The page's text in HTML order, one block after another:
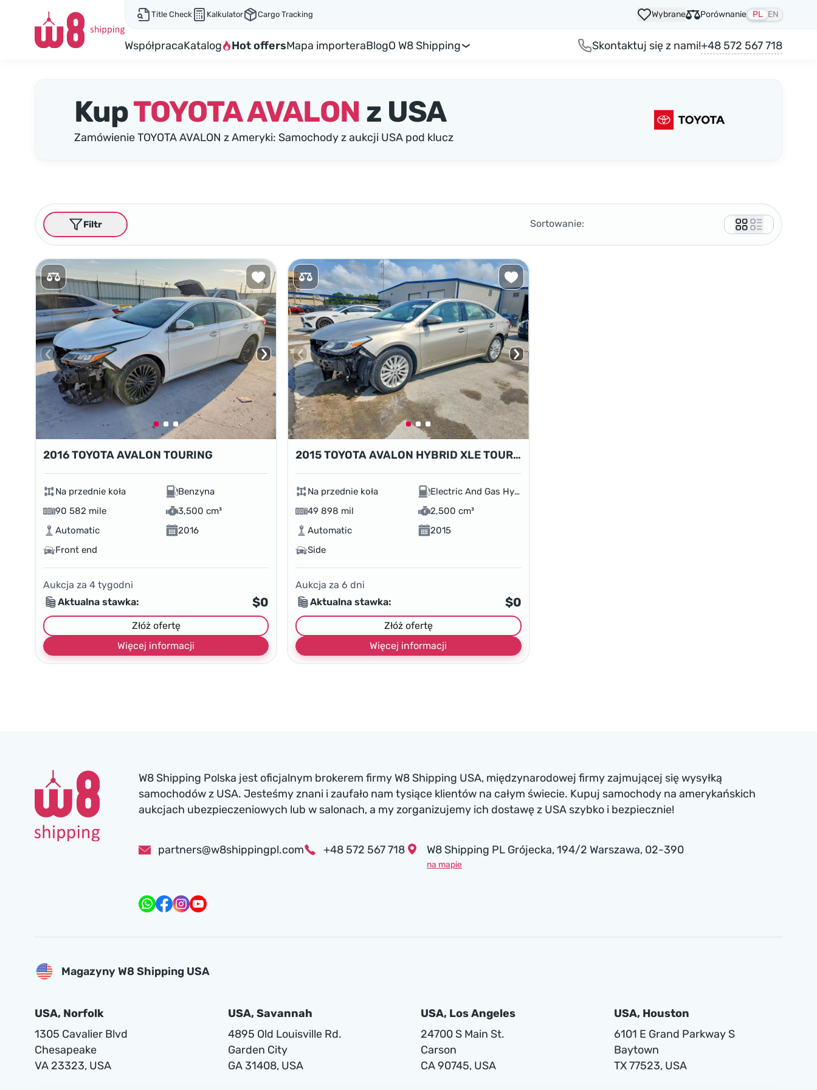
Title Check Kalkulator Cargo Tracking Wybrane Porównanie PL EN
WspółpracaKatalog Hot offersMapa importeraBlogO W8 Shipping Skontaktuj się z nami!+48 572 567 718
KupTOYOTA AVALON z USA
Zamówienie TOYOTA AVALON z Ameryki: Samochody z aukcji USA pod klucz
Sortowanie:
Filtr
2016 TOYOTA AVALON TOURING
Na przednie koła
Benzyna
90 582 mile
3,500 cm³
Automatic
2016
Front end
Aukcja za 4 tygodni
Aktualna stawka:
$0
Złóż ofertę
Więcej informacji
2015 TOYOTA AVALON HYBRID XLE TOURING
Na przednie koła
Electric And Gas Hybrid
49 898 mil
2,500 cm³
Automatic
2015
Side
Aukcja za6 dni
Aktualna stawka:
$0
Złóż ofertę
Więcej informacji
W8 Shipping Polska jest oficjalnym brokerem firmy W8 Shipping USA, międzynarodowej firmy zajmującej się wysyłką
samochodów z USA. Jesteśmy znani i zaufało nam tysiące klientów na całym świecie. Kupuj samochody na amerykańskich
aukcjach ubezpieczeniowych lub w salonach, a my zorganizujemy ich dostawę z USA szybko i bezpiecznie!
partners@w8shippingpl.com +48 572 567 718 W8 Shipping PL Grójecka , 194/2 Warszawa, 02-390
na mapie
Magazyny W8 Shipping USA
USA, Norfolk
1305 Cavalier Blvd
Chesapeake
VA 23323, USA
USA, Savannah
4895 Old Louisville Rd.
Garden City
GA 31408, USA
USA, Los Angeles
24700 S Main St.
Carson
CA 90745, USA
USA, Houston
6101 E Grand Parkway S
Baytown
TX 77523, USA